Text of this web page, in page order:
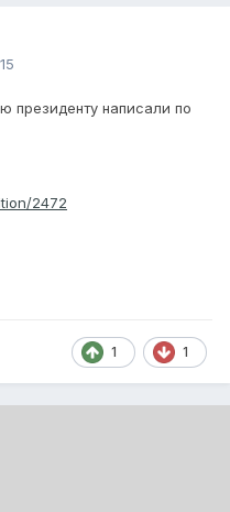
президенту написали по
2472
1 1